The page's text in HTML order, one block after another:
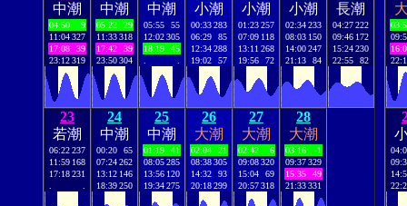
中潮
04:50
9
11:04327
17:08
39
23:12319
中潮
05:22
29
11:33318
17:42
39
23:50304
中潮
05:55
55
12:02305
18:19
45
小潮
00:33283
06:29
85
12:34288
19:02
57
小潮
01:23257
07:09 118
13:11 268
19:56
72
小潮
02:34233
08:03 150
14:00247
21:13
84
長潮
04:27222
09:46 172
15:24230
22:55
82
23
若潮
06:22237
11:59 168
17:18231
24
中潮
00:20
65
07:24262
13:12 146
18:39250
25
中潮
01:19
41
08:05285
13:56 120
19:34275
26
大潮
02:04
21
08:38305
14:32
93
20:18299
27
大潮
02:42
6
09:08320
15:04
69
20:57318
28
大潮
03:16
-1
09:37329
15:35
49
21:33331